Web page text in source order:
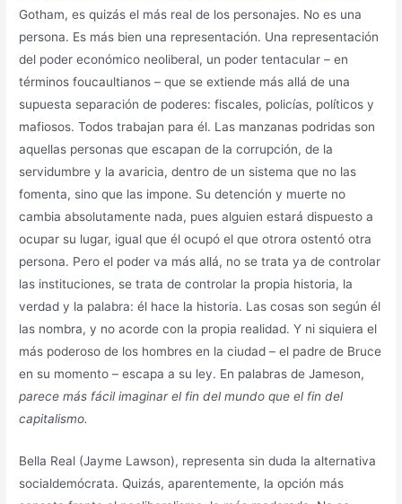
Gotham, es quizás el más real de los personajes. No es una
persona. Es más bien una representación. Una representación
del poder económico neoliberal, un poder tentacular – en
términos foucaultianos – que se extiende más allá de una
supuesta separación de poderes: fiscales, policías, políticos y
mafiosos. Todos trabajan para él. Las manzanas podridas son
aquellas personas que escapan de la corrupción, de la
servidumbre y la avaricia, dentro de un sistema que no las
fomenta, sino que las impone. Su detención y muerte no
cambia absolutamente nada, pues alguien estará dispuesto a
ocupar su lugar, igual que él ocupó el que otrora ostentó otra
persona. Pero el poder va más allá, no se trata ya de controlar
las instituciones, se trata de controlar la propia historia, la
verdad y la palabra: él hace la historia. Las cosas son según él
las nombra, y no acorde con la propia realidad. Y ni siquiera el
más poderoso de los hombres en la ciudad – el padre de Bruce
en su momento – escapa a su ley. En palabras de Jameson,
parece más fácil imaginar el fin del mundo que el fin del
capitalismo.
Bella Real (Jayme Lawson), representa sin duda la alternativa
socialdemócrata. Quizás, aparentemente, la opción más